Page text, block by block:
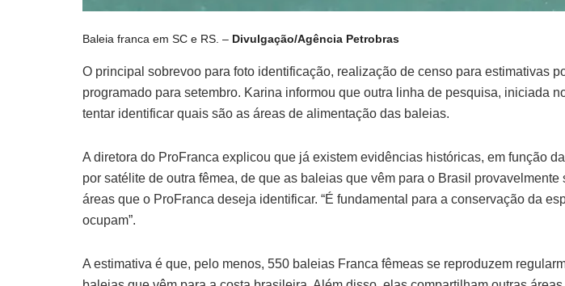
Baleia franca em SC e RS. – Divulgação/Agência Petrobras
O principal sobrevoo para foto identificação, realização de censo para estimativas
programado para setembro. Karina informou que outra linha de pesquisa, iniciada
tentar identificar quais são as áreas de alimentação das baleias.
A diretora do ProFranca explicou que já existem evidências históricas, em função
por satélite de outra fêmea, de que as baleias que vêm para o Brasil
áreas que o ProFranca deseja identificar. “É fundamental para a conservação da
ocupam”.
A estimativa é que, pelo menos, 550 baleias Franca fêmeas se reproduzem